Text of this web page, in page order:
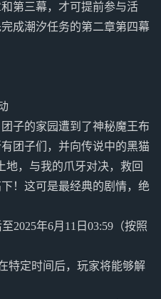
第三幕，才可提前参与活
成潮汐任务的第二章第四幕
子的家园遭到了神秘魔王布
团子们，并向传说中的黑猫
地，与我的爪牙对决，救回
！这可是最经典的剧情，绝
2025年6月11日03:59（按照
特定时间后，玩家将能够解